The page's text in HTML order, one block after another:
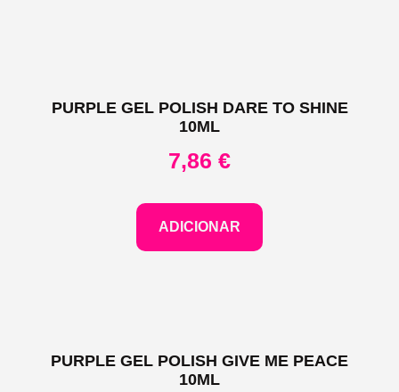
PURPLE GEL POLISH DARE TO SHINE
10ML
7,86 €
ADICIONAR
PURPLE GEL POLISH GIVE ME PEACE
10ML